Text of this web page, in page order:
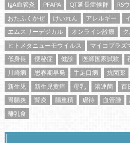
IgA血管炎 PFAPA QT延長症候群 RS
おたふくかぜ
けいれん アレルギー
エムスリーデジカル
オンライン診療
ヒトメタニューモウイルス
マイコプラズ
低身長
便秘症 健診 医師国家試験
川崎病
思春期早発 手足口病 抗菌薬
新生児
新生児黄疸 母乳 溶連菌 百
胃腸炎
腎炎 腸重積 虐待 血管腫
離乳食